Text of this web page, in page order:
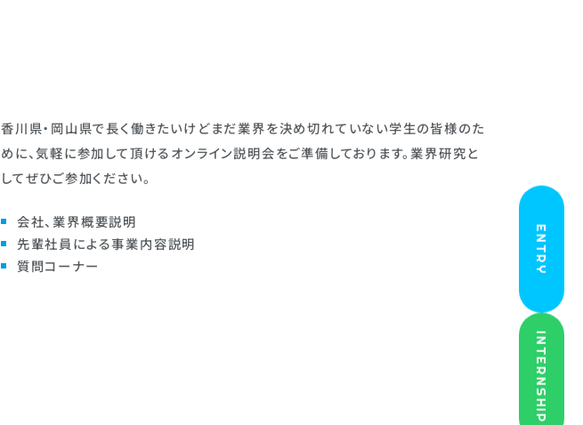
ENTRY
INTERNSHIP
香川県・岡山県で長く働きたいけどまだ業界を決め切れていない学生の皆様のた
めに、気軽に参加して頂けるオンライン説明会をご準備しております。業界研究と
してぜひご参加ください。
会社、業界概要説明
先輩社員による事業内容説明
質問コーナー